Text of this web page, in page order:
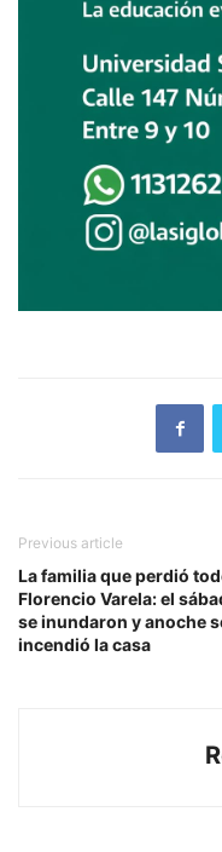
Previous article
La familia que perdió
Florencio Varela: el
se inundaron y anoche
incendió la casa